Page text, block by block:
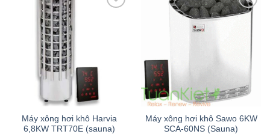
Máy xông hơi khô Harvia
6,8KW TRT70E (sauna)
Add to
Máy xông hơi khô Sawo 6KW
SCA-60NS (Sauna)